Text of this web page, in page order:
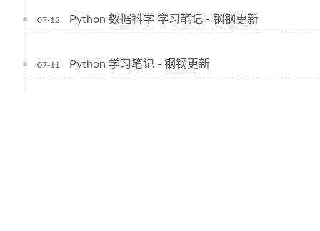
07-12 Python 数据科学 学习笔记 - 钢钢更新
07-11 Python 学习笔记 - 钢钢更新